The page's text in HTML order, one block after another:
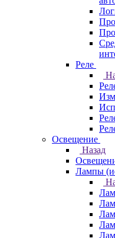
Реле
Освещение
Назад
Лампы